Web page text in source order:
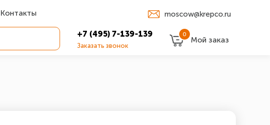
Контакты moscow@krepco.ru
+7 (495) 7-139-139
Заказать звонок
0
Мой заказ